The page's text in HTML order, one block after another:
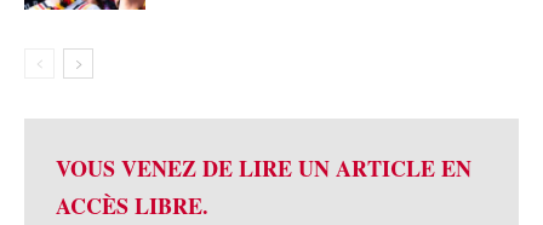
VOUS VENEZ DE LIRE UN ARTICLE EN
ACCÈS LIBRE.